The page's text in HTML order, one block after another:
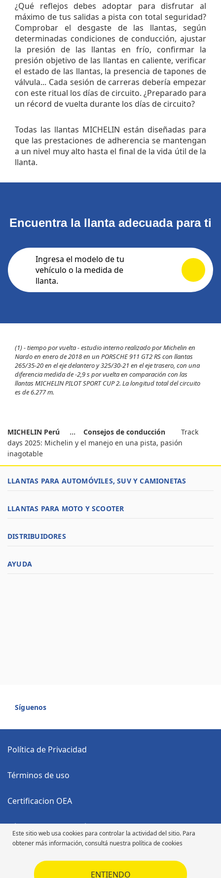
Este sitio web usa cookies para controlar la actividad del sitio. Para
obtener más información, consultá nuestra política de cookies
ENTIENDO
¿Qué reflejos debes adoptar para disfrutar al
máximo de tus salidas a pista con total seguridad?
Comprobar el desgaste de las llantas, según
determinadas condiciones de conducción, ajustar
la presión de las llantas en frío, confirmar la
presión objetivo de las llantas en caliente, verificar
el estado de las llantas, la presencia de tapones de
válvula... Cada sesión de carreras debería empezar
con este ritual los días de circuito. ¿Preparado para
un récord de vuelta durante los días de circuito?
Todas las llantas MICHELIN están diseñadas para
que las prestaciones de adherencia se mantengan
a un nivel muy alto hasta el final de la vida útil de la
llanta.
Encuentra la llanta adecuada para ti
Ingresa el modelo de tu
vehículo o la medida de
llanta.
(1) - tiempo por vuelta - estudio interno realizado por Michelin en
Nardo en enero de 2018 en un PORSCHE 911 GT2 RS con llantas
265/35-20 en el eje delantero y 325/30-21 en el eje trasero, con una
diferencia medida de -2,9 s por vuelta en comparación con las
llantas MICHELIN PILOT SPORT CUP 2. La longitud total del circuito
es de 6.277 m.
MICHELIN Perú Consejos de conducción
Track
days 2025: Michelin y el manejo en una pista, pasión
inagotable
LLANTAS PARA AUTOMÓVILES, SUV Y CAMIONETAS
LLANTAS PARA MOTO Y SCOOTER
DISTRIBUIDORES
AYUDA
Síguenos
Política de Privacidad
Términos de uso
Certificacion OEA
Código Anticorrupción